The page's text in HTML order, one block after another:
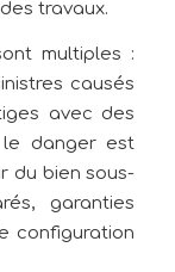
travaux.
multiples :
causés
avec des
le danger est
du bien sous-
garanties
configuration